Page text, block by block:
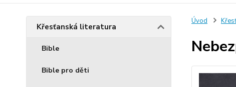
Křesťanská literatura
Bible
Bible pro děti
Úvod